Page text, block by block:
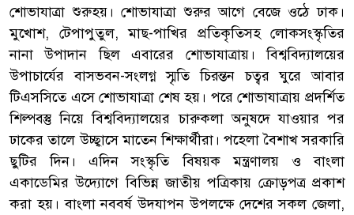
শোভাযাত্রা শুরুহয়। শোভাযাত্রা শুরুর আগে বেজে ওঠে ঢাক।
মুখোশ, টেপাপুতুল, মাছ-পাখির প্রতিকৃতিসহ লোকসংস্কৃতির
নানা উপাদান ছিল এবারের শোভাযাত্রায়। বিশ্ববিদ্যালয়ের
উপাচার্যের বাসভবন-সংলগ্ন স্মৃতি চিরন্তন চত্বর ঘুরে আবার
টিএসসিতে এসে শোভাযাত্রা শেষ হয়। পরে শোভাযাত্রায় প্রদর্শিত
শিল্পবস্তু নিয়ে বিশ্ববিদ্যালয়ের চারুকলা অনুষদে যাওয়ার পর
ঢাকের তালে উচ্ছ্বাসে মাতেন শিক্ষার্থীরা। পহেলা বৈশাখ সরকারি
ছুটির দিন। এদিন সংস্কৃতি বিষয়ক মন্ত্রণালয় ও বাংলা
একাডেমির উদ্যোগে বিভিন্ন জাতীয় পত্রিকায় ক্রোড়পত্র প্রকাশ
করা হয়। বাংলা নববর্ষ উদযাপন উপলক্ষে দেশের সকল জেলা,